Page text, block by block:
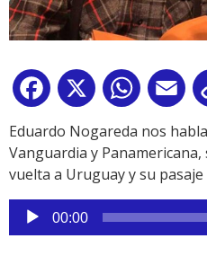
Facebook
X
Eduardo Nogareda nos
Vanguardia y Panamericana,
vuelta a Uruguay y su
Reproductor
de
00:00